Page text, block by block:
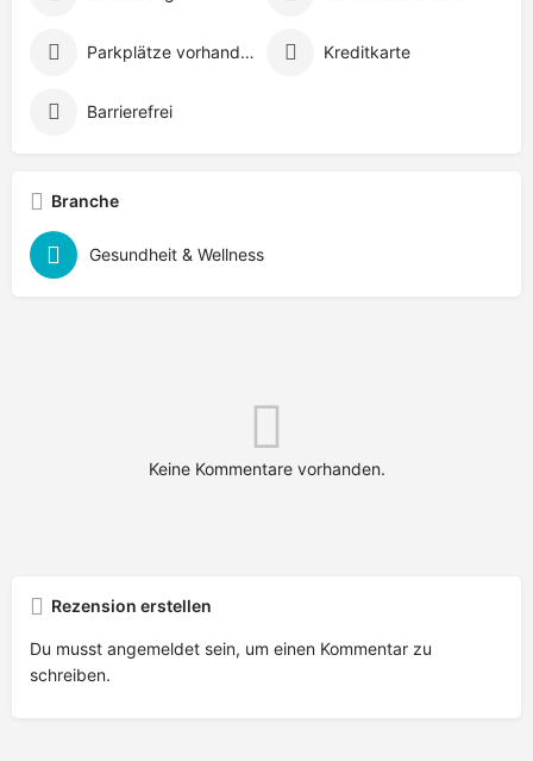
Parkplätze vorhanden Kreditkarte
Barrierefrei
Branche
Gesundheit & Wellness
Keine Kommentare vorhanden.
Rezension erstellen
Du musst angemeldet sein, um einen Kommentar zu
schreiben.